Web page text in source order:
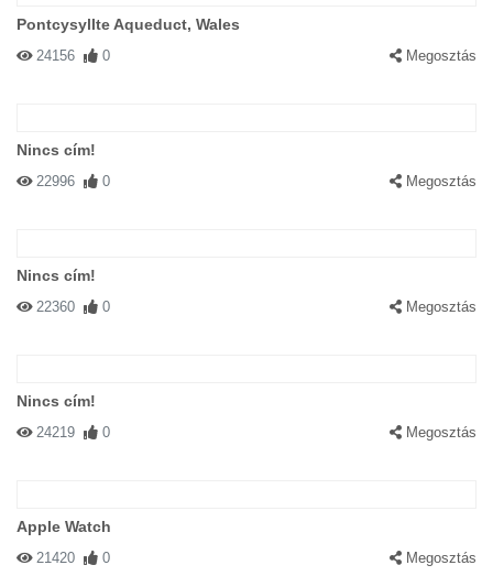
Pontcysyllte Aqueduct, Wales
24156 0 Megosztás
Nincs cím!
22996 0 Megosztás
Nincs cím!
22360 0 Megosztás
Nincs cím!
24219 0 Megosztás
Apple Watch
21420 0 Megosztás